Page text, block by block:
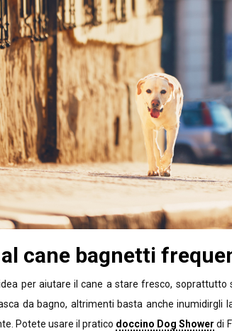
al cane bagnetti
per aiutare il cane a stare fresco, soprattutto
da bagno, altrimenti basta anche inumidirgli
Potete usare il pratico doccino Dog Shower di